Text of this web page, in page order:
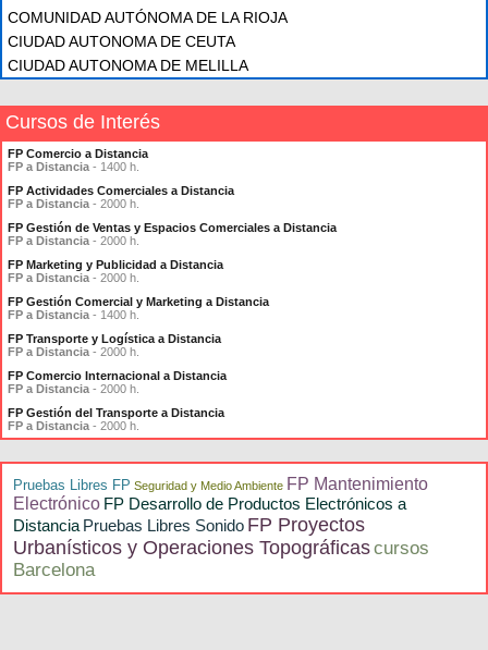
COMUNIDAD AUTÓNOMA DE LA RIOJA
CIUDAD AUTONOMA DE CEUTA
CIUDAD AUTONOMA DE MELILLA
Cursos de Interés
FP Comercio a Distancia
FP a Distancia - 1400 h.
FP Actividades Comerciales a Distancia
FP a Distancia - 2000 h.
FP Gestión de Ventas y Espacios Comerciales a Distancia
FP a Distancia - 2000 h.
FP Marketing y Publicidad a Distancia
FP a Distancia - 2000 h.
FP Gestión Comercial y Marketing a Distancia
FP a Distancia - 1400 h.
FP Transporte y Logística a Distancia
FP a Distancia - 2000 h.
FP Comercio Internacional a Distancia
FP a Distancia - 2000 h.
FP Gestión del Transporte a Distancia
FP a Distancia - 2000 h.
Pruebas Libres FP Seguridad y Medio Ambiente FP Mantenimiento
Electrónico FP Desarrollo de Productos Electrónicos a
Distancia Pruebas Libres Sonido FP Proyectos
Urbanísticos y Operaciones Topográficascursos
Barcelona